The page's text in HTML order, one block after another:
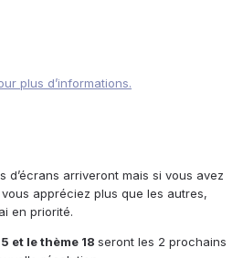
plus d’informations.
d’écrans arriveront mais si vous avez
appréciez plus que les autres,
en priorité.
et le thème 18 seront les 2 prochains